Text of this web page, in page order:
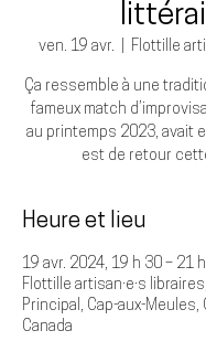
ven. 19 avr. Flottille
Ça ressemble à une
fameux match
au printemps 2023, avait
est de retour
Heure et lieu
19 avr. 2024, 19 h 30 – 21
Flottille artisan·e·s
Principal, Cap-aux-Meules,
Canada